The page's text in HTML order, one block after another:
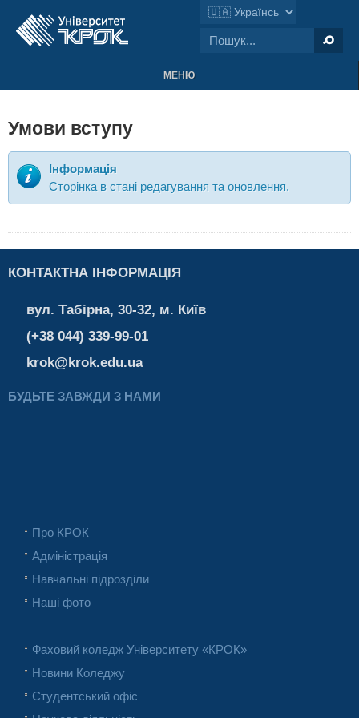
МЕНЮ
Умови вступу
Інформація
Сторінка в стані редагування та оновлення.
КОНТАКТНА ІНФОРМАЦІЯ
вул. Табірна, 30-32, м. Київ
(+38 044) 339-99-01
krok@krok.edu.ua
БУДЬТЕ ЗАВЖДИ З НАМИ
Про КРОК
Адміністрація
Навчальні підрозділи
Наші фото
Фаховий коледж Університету «КРОК»
Новини Коледжу
Студентський офіс